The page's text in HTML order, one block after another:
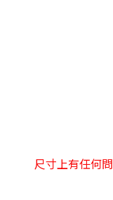
尺寸上有任何